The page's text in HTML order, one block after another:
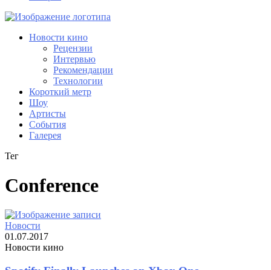
Новости кино
Рецензии
Интервью
Рекомендации
Технологии
Короткий метр
Шоу
Артисты
События
Галерея
Тег
Conference
Новости
01.07.2017
Новости кино